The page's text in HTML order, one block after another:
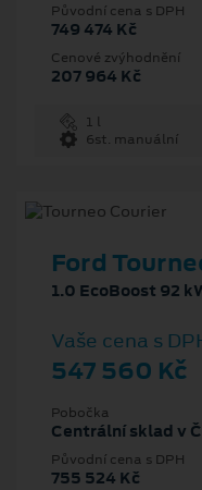
Původní cena s DPH
749 474 Kč
Cenové zvýhodnění
207 964 Kč
1 l
6st. manuální
Ford
1.0 EcoBoost 92
Vaše cena s
547 560 Kč
Pobočka
Centrální sklad v
Původní cena s DPH
755 524 Kč